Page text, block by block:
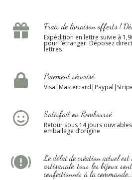
Frais de livraison offerts !
Expédition en lettre suivie à
pour l’étranger. Déposez
lettres
Paiement sécurisé
Satisfait ou Remboursé
Retour sous 14 jours
emballage d’origine
Le délai de création actuel
artisanale, tous les bijoux
confectionnés à la commande...